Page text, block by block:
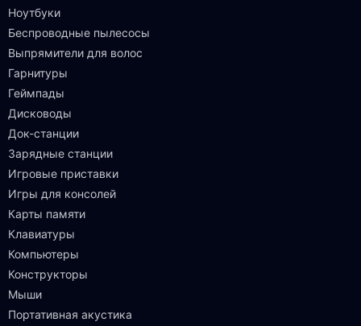
Ноутбуки
Беспроводные пылесосы
Выпрямители для волос
Гарнитуры
Геймпады
Дисководы
Док-станции
Зарядные станции
Игровые приставки
Игры для консолей
Карты памяти
Клавиатуры
Компьютеры
Конструкторы
Мыши
Портативная акустика